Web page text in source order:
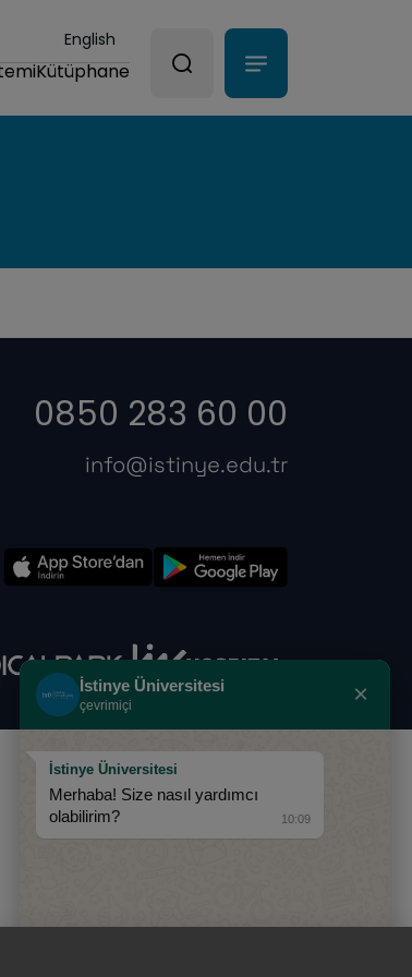
English
Kütüphane
0850 283 60 00
info@istinye.edu.tr
İstinye Üniversitesi
çevrimiçi ×
İstinye Üniversitesi
Merhaba! Size nasıl yardımcı
olabilirim?
10:09